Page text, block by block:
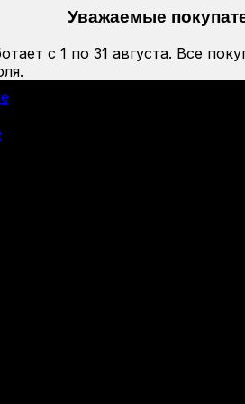
Уважаемые
с 1 по 31 августа. Все